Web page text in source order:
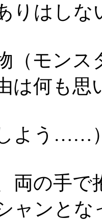
りはしな
（モンス
は何も
よう ……
両の手で
ャンと